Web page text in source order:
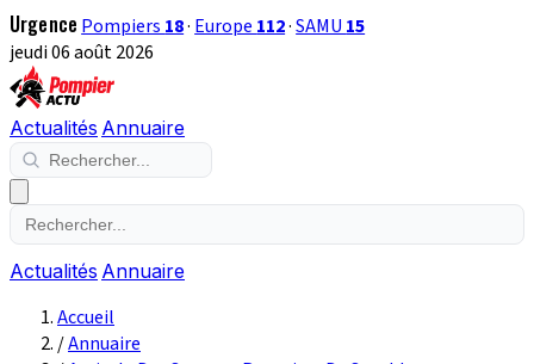
Urgence Pompiers 18· Europe 112·SAMU 15
jeudi 06 août 2026
Actualités Annuaire
Actualités Annuaire
Accueil
/Annuaire